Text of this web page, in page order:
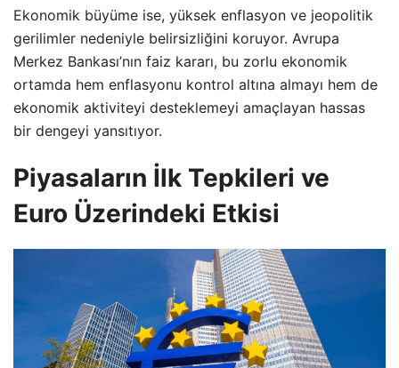
Ekonomik büyüme ise, yüksek enflasyon ve jeopolitik
gerilimler nedeniyle belirsizliğini koruyor. Avrupa
Merkez Bankası’nın faiz kararı, bu zorlu ekonomik
ortamda hem enflasyonu kontrol altına almayı hem de
ekonomik aktiviteyi desteklemeyi amaçlayan hassas
bir dengeyi yansıtıyor.
Piyasaların İlk Tepkileri ve
Euro Üzerindeki Etkisi